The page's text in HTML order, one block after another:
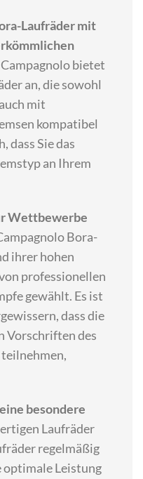
Laufräder mit
Campagnolo bietet
an, die sowohl
mit
kompatibel
dass Sie das
an Ihrem
Wettbewerbe
Bora-
ihrer hohen
professionellen
gewählt. Es ist
dass die
Vorschriften des
besondere
Laufräder
regelmäßig
optimale Leistung